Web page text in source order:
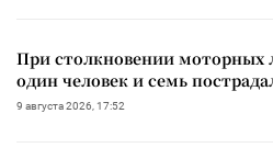
При столкновении моторных
один человек и семь
9 августа 2026, 17:52